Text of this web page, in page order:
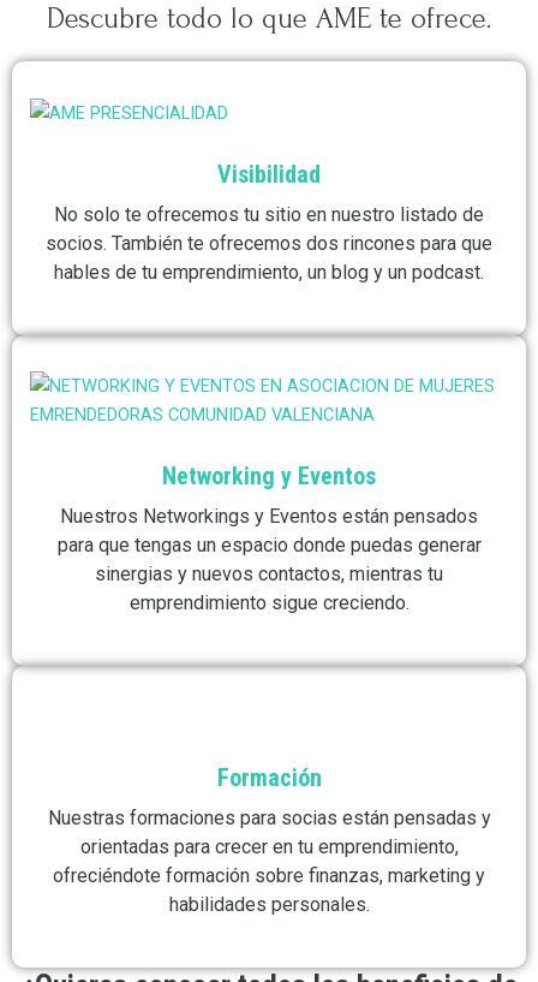
Descubre todo lo que AME te ofrece.
Visibilidad
No solo te ofrecemos tu sitio en nuestro listado de
socios. También te ofrecemos dos rincones para que
hables de tu emprendimiento, un blog y un podcast.
Networking y Eventos
Nuestros Networkings y Eventos están pensados
para que tengas un espacio donde puedas generar
sinergias y nuevos contactos, mientras tu
emprendimiento sigue creciendo.
Formación
Nuestras formaciones para socias están pensadas y
orientadas para crecer en tu emprendimiento,
ofreciéndote formación sobre finanzas, marketing y
habilidades personales.